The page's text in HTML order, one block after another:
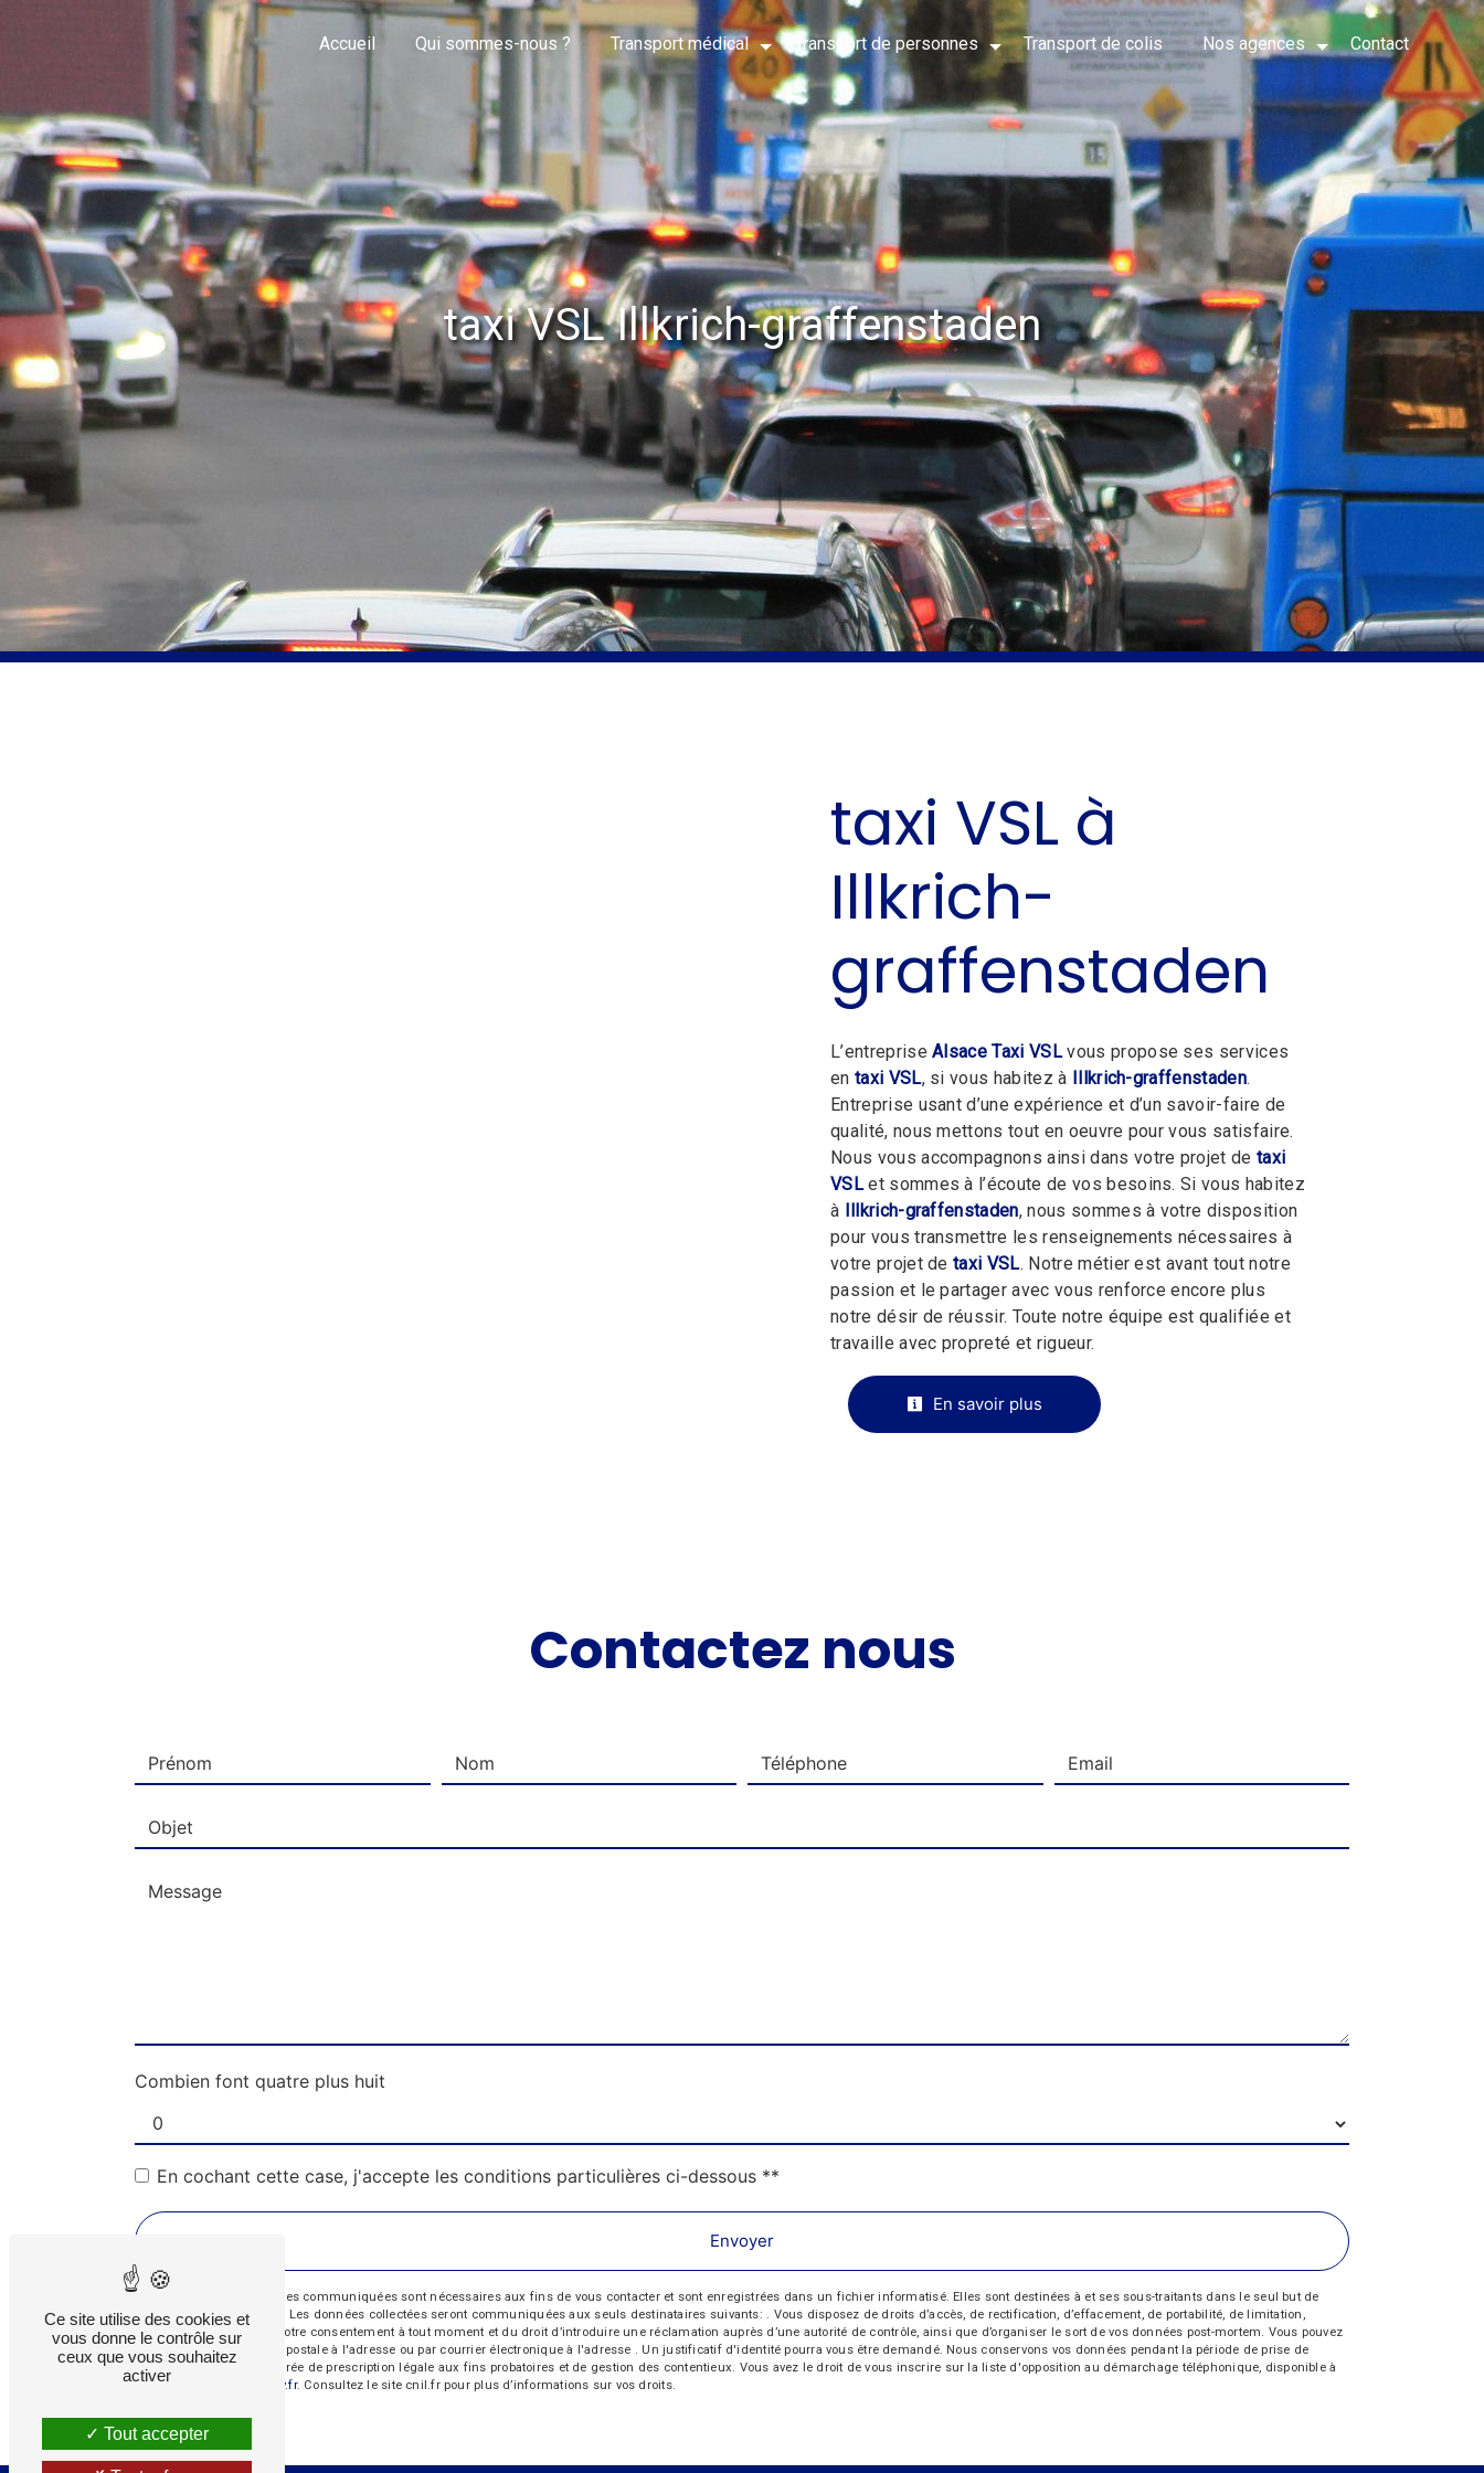
Accueil Qui sommes-nous ? Transport médical Transport de personnes Transport de colis Nos agences Contact
taxi VSL Illkrich-graffenstaden
taxi VSL à
Illkrich-
graffenstaden
L’entrepriseAlsace Taxi VSLvous propose ses services
en taxi VSL, si vous habitez à Illkrich-graffenstaden.
Entreprise usant d’une expérience et d’un savoir-faire de
qualité, nous mettons tout en oeuvre pour vous satisfaire.
Nous vous accompagnons ainsi dans votre projet detaxi
VSLet sommes à l’écoute de vos besoins. Si vous habitez
à Illkrich-graffenstaden, nous sommes à votre disposition
pour vous transmettre les renseignements nécessaires à
votre projet detaxi VSL. Notre métier est avant tout notre
passion et le partager avec vous renforce encore plus
notre désir de réussir. Toute notre équipe est qualifiée et
travaille avec propreté et rigueur.
En savoir plus
Contactez nous
Combien font quatre plus huit
En cochant cette case, j'accepte les conditions particulières ci-dessous **
Envoyer
** Les données personnelles communiquées sont nécessaires aux fins de vous contacter et sont enregistrées dans un fichier informatisé. Elles sont destinées à et ses sous-traitants dans le seul but de
répondre à votre message. Les données collectées seront communiquées aux seuls destinataires suivants: . Vous disposez de droits d’accès, de rectification, d’effacement, de portabilité, de limitation,
d’opposition, de retrait de votre consentement à tout moment et du droit d’introduire une réclamation auprès d’une autorité de contrôle, ainsi que d’organiser le sort de vos données post-mortem. Vous pouvez
exercer ces droits par voie postale à l'adresse ou par courrier électronique à l'adresse . Un justificatif d'identité pourra vous être demandé. Nous conservons vos données pendant la période de prise de
contact puis pendant la durée de prescription légale aux fins probatoires et de gestion des contentieux. Vous avez le droit de vous inscrire sur la liste d'opposition au démarchage téléphonique, disponible à
cette adresse:
Bloctel.gouv.fr. Consultez le site cnil.fr pour plus d’informations sur vos droits.
Panneau de gestion des cookies
Ce site utilise des cookies et
vous donne le contrôle sur
ceux que vous souhaitez
activer
Tout accepter